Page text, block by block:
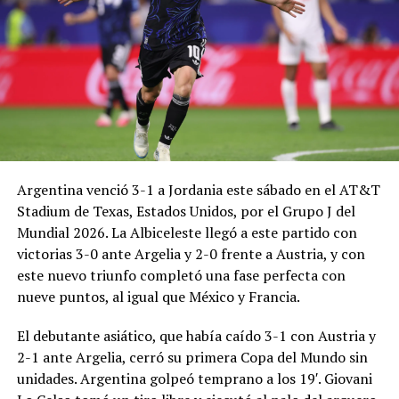
Argentina venció 3-1 a Jordania este sábado en el AT&T
Stadium de Texas, Estados Unidos, por el Grupo J del
Mundial 2026. La Albiceleste llegó a este partido con
victorias 3-0 ante Argelia y 2-0 frente a Austria, y con
este nuevo triunfo completó una fase perfecta con
nueve puntos, al igual que México y Francia.
El debutante asiático, que había caído 3-1 con Austria y
2-1 ante Argelia, cerró su primera Copa del Mundo sin
unidades. Argentina golpeó temprano a los 19′. Giovani